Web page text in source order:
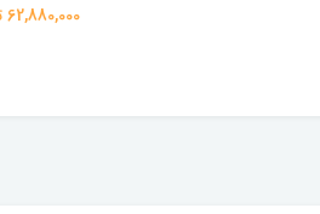
62,880,000 تومان